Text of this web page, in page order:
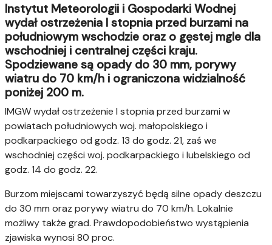
Instytut Meteorologii i Gospodarki Wodnej
wydał ostrzeżenia I stopnia przed burzami na
południowym wschodzie oraz o gęstej mgle dla
wschodniej i centralnej części kraju.
Spodziewane są opady do 30 mm, porywy
wiatru do 70 km/h i ograniczona widzialność
poniżej 200 m.
IMGW wydał ostrzeżenie I stopnia przed burzami w
powiatach południowych woj. małopolskiego i
podkarpackiego od godz. 13 do godz. 21, zaś we
wschodniej części woj. podkarpackiego i lubelskiego od
godz. 14 do godz. 22.
Burzom miejscami towarzyszyć będą silne opady deszczu
do 30 mm oraz porywy wiatru do 70 km/h. Lokalnie
możliwy także grad. Prawdopodobieństwo wystąpienia
zjawiska wynosi 80 proc.